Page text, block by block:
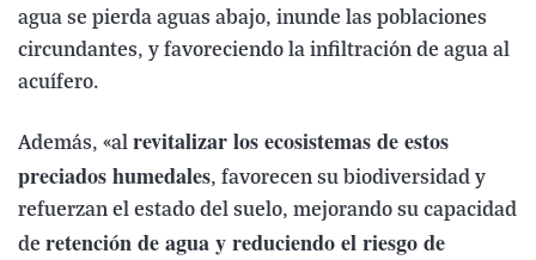
agua se pierda aguas abajo, inunde las poblaciones
circundantes, y favoreciendo la infiltración de agua al
acuífero.
Además, «al revitalizar los ecosistemas de estos
preciados humedales, favorecen su biodiversidad y
refuerzan el estado del suelo, mejorando su capacidad
de retención de agua y reduciendo el riesgo de